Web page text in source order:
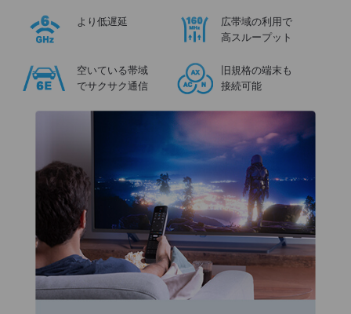
より低遅延
広帯域の利用で
高スループット
空いている帯域
でサクサク通信
旧規格の端末も
接続可能